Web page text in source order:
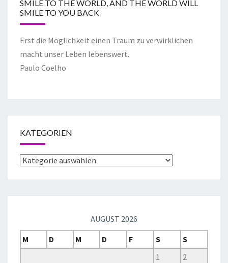
SMILE TO THE WORLD, AND THE WORLD WILL
SMILE TO YOU BACK
Erst die Möglichkeit einen Traum zu verwirklichen
macht unser Leben lebenswert.
Paulo Coelho
KATEGORIEN
AUGUST 2026
M
D M D F S
S
1
2